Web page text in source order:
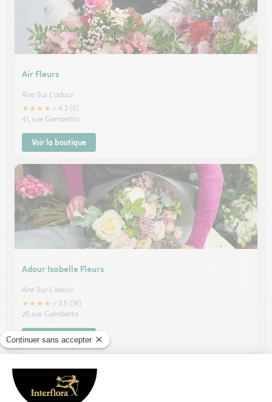
Air Fleurs
Aire Sur L'adour
★★★★
4.2 (5)
41, rue Gambetta
Voir la boutique
Adour Isabelle Fleurs
Aire Sur L'adour
★★★★
3.5 (16)
25,rue Gambetta
Voir la boutique